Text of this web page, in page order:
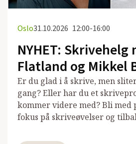
Oslo31.10.2026 12:00-16:00
NYHET: Skrivehelg
Flatland og Mikkel
Er du glad i å skrive, men
gang? Eller har du et
kommer videre med? Bli med
fokus på skriveøvelser og